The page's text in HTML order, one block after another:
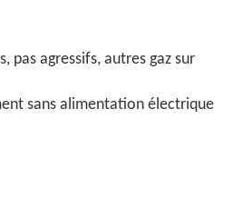
pas agressifs, autres gaz sur
sans alimentation électrique